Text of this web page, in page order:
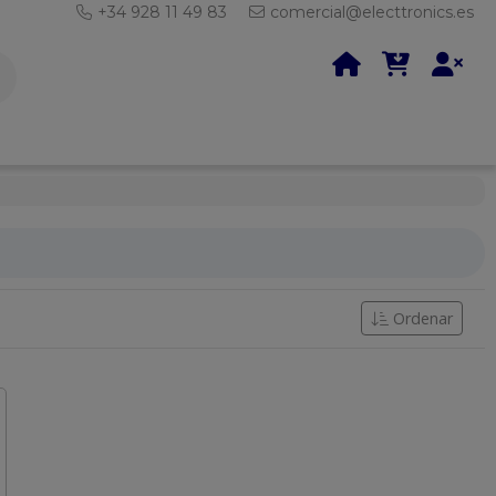
+34 928 11 49 83 comercial@electtronics.es
Ordenar